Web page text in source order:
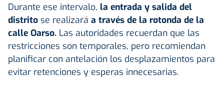
Durante ese intervalo, la entrada y salida del
distrito se realizará a través de la rotonda de la
calle Oarso. Las autoridades recuerdan que las
restricciones son temporales, pero recomiendan
planificar con antelación los desplazamientos para
evitar retenciones y esperas innecesarias.